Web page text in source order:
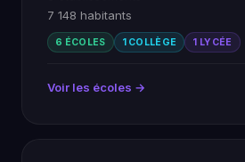
7 148 habitants
6 ÉCOLES 1 COLLÈGE 1 LYCÉE
Voir les écoles →